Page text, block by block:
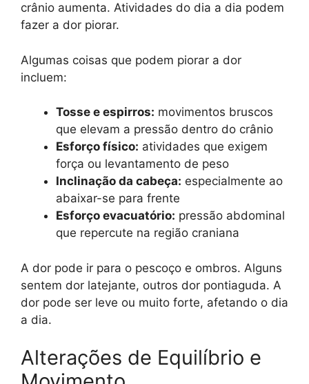
crânio aumenta. Atividades do dia a dia podem
fazer a dor piorar.
Algumas coisas que podem piorar a dor
incluem:
Tosse e espirros: movimentos bruscos
que elevam a pressão dentro do crânio
Esforço físico: atividades que exigem
força ou levantamento de peso
Inclinação da cabeça: especialmente ao
abaixar-se para frente
Esforço evacuatório: pressão abdominal
que repercute na região craniana
A dor pode ir para o pescoço e ombros. Alguns
sentem dor latejante, outros dor pontiaguda. A
dor pode ser leve ou muito forte, afetando o dia
a dia.
Alterações de Equilíbrio e